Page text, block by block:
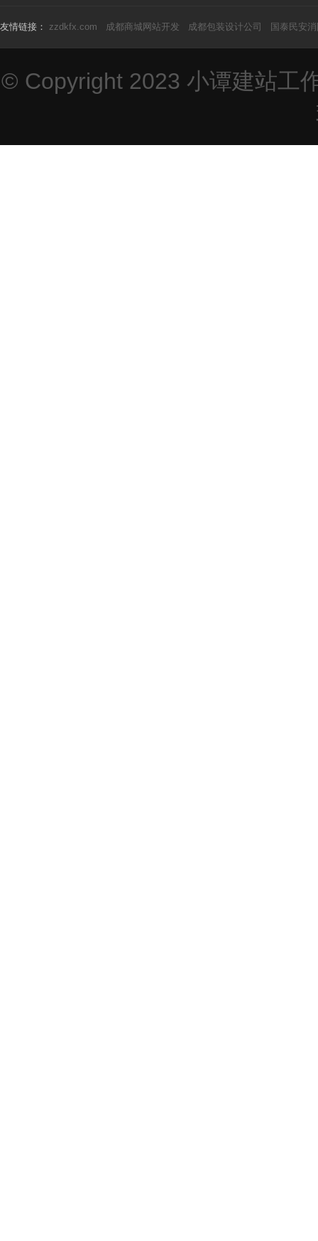
友情链接： zzdkfx.com 成都商城网站开发 成都包装设计公司 国泰民安
© Copyright 2023 小谭建站工